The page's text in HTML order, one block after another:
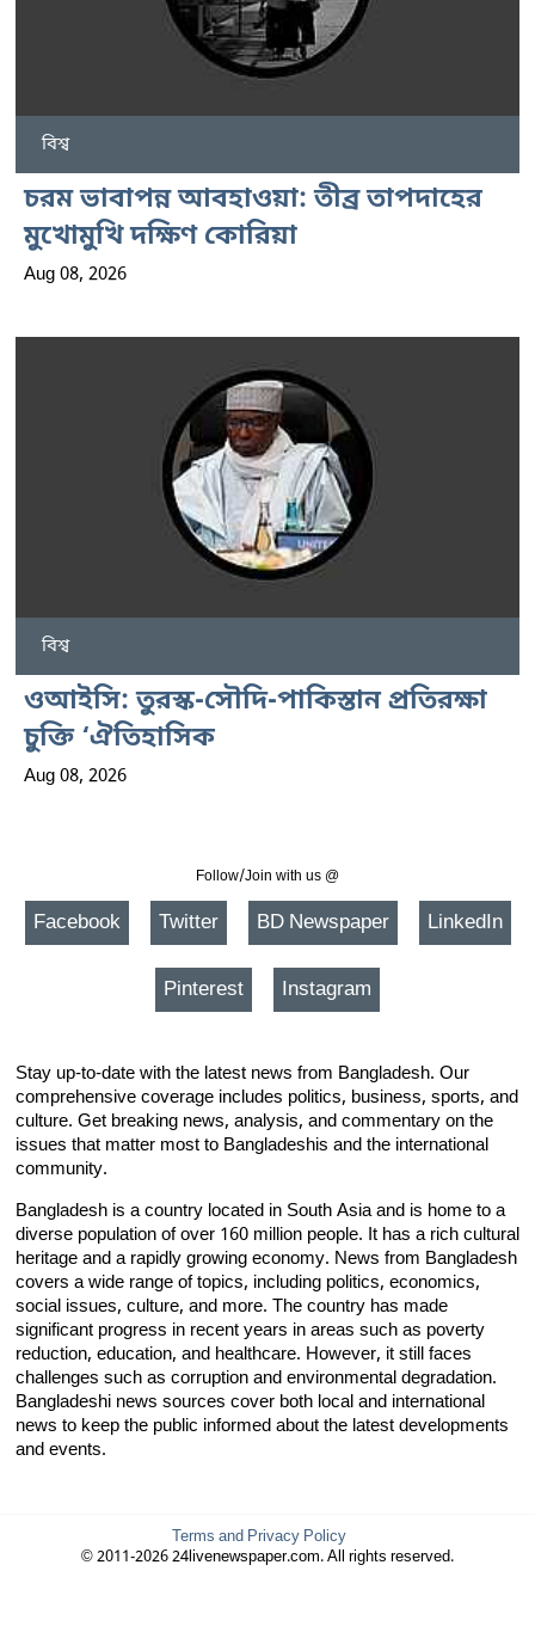
বিশ্ব
চরম ভাবাপন্ন আবহাওয়া: তীব্র তাপদাহের
মুখোমুখি দক্ষিণ কোরিয়া
Aug 08, 2026
বিশ্ব
ওআইসি: তুরস্ক-সৌদি-পাকিস্তান প্রতিরক্ষা
চুক্তি ‘ঐতিহাসিক
Aug 08, 2026
Follow/Join with us @
Facebook Twitter BD Newspaper LinkedIn
Pinterest Instagram
Stay up-to-date with the latest news from Bangladesh. Our
comprehensive coverage includes politics, business, sports, and
culture. Get breaking news, analysis, and commentary on the
issues that matter most to Bangladeshis and the international
community.
Bangladesh is a country located in South Asia and is home to a
diverse population of over 160 million people. It has a rich cultural
heritage and a rapidly growing economy. News from Bangladesh
covers a wide range of topics, including politics, economics,
social issues, culture, and more. The country has made
significant progress in recent years in areas such as poverty
reduction, education, and healthcare. However, it still faces
challenges such as corruption and environmental degradation.
Bangladeshi news sources cover both local and international
news to keep the public informed about the latest developments
and events.
Terms and Privacy Policy
© 2011-2026 24livenewspaper.com. All rights reserved.